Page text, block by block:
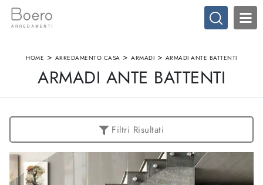
HOME > ARREDAMENTO CASA >ARMADI > ARMADI ANTE BATTENTI
ARMADI ANTE BATTENTI
Filtri Risultati